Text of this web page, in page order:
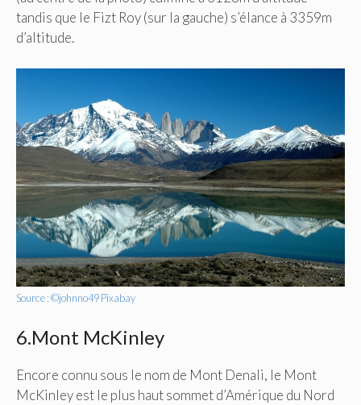
tandis que le Fizt Roy (sur la gauche) s’élance à 3359m
d’altitude.
Source : ©johnno49 Pïxabay
6.Mont McKinley
Encore connu sous le nom de Mont Denali, le Mont
McKinley est le plus haut sommet d’Amérique du Nord